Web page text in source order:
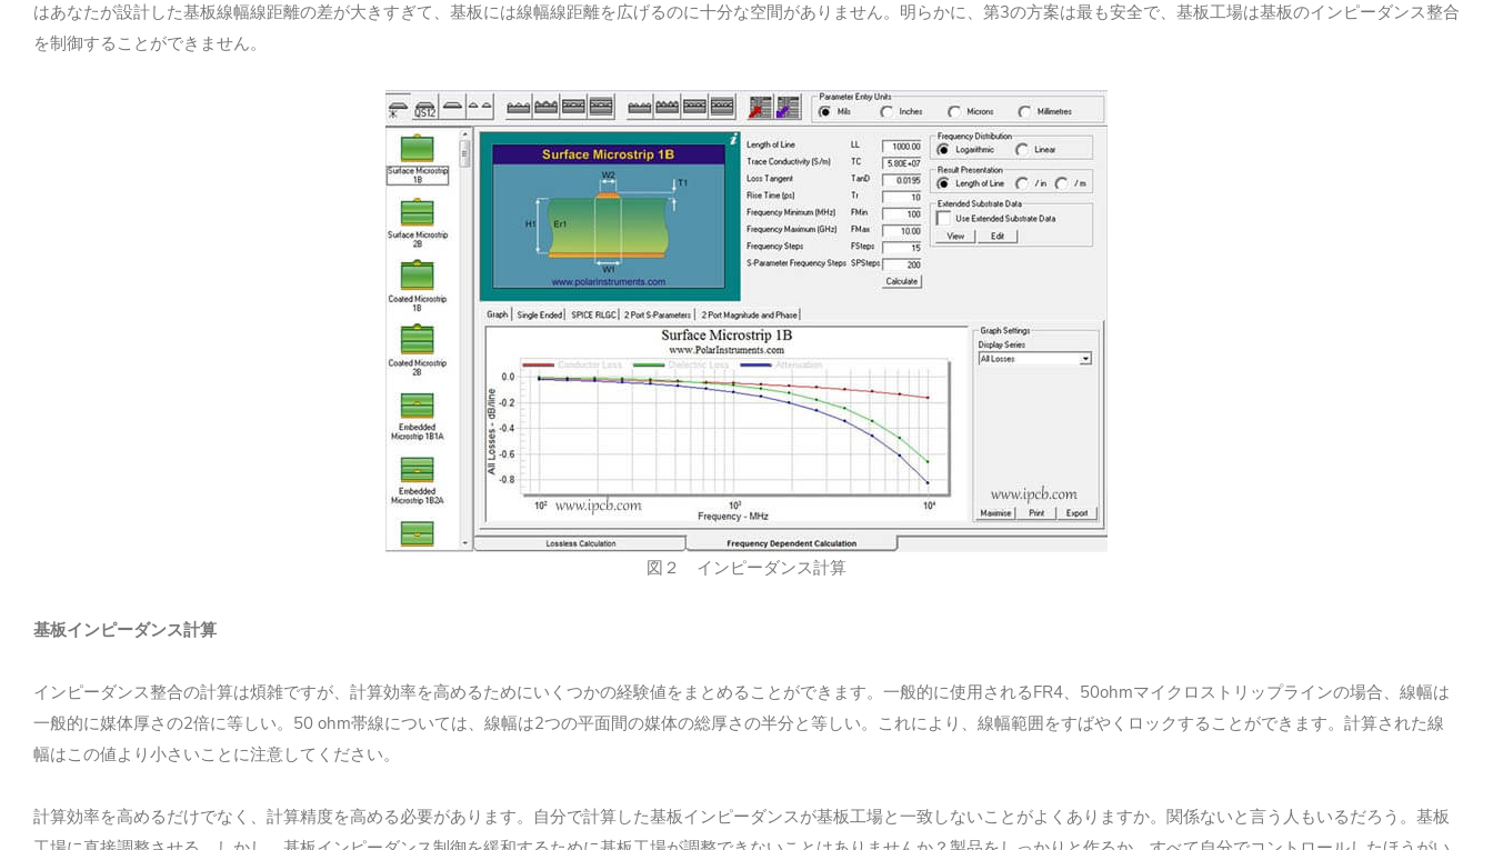
はあなたが設計した基板線幅線距離の差が大きすぎて、基板には線幅線距離を広げるのに十分な空間がありません。明らかに、第3の方案は最も安全で、基板工場は基板のインピーダンス整合
を制御することができません。
図２ インピーダンス計算
基板インピーダンス計算
インピーダンス整合の計算は煩雑ですが、計算効率を高めるためにいくつかの経験値をまとめることができます。一般的に使用されるFR4 50ohmマイクロストリップラインの場合、線幅は
一般的に媒体厚さの2倍に等しい。 50 ohm帯線については、線幅は2つの平面間の媒体の総厚さの半分と等しい。これにより、線幅範囲をすばやくロックすることができます。計算された線
幅はこの値より小さいことに注意してください。
計算効率を高めるだけでなく、計算精度を高める必要があります。自分で計算した基板インピーダンスが基板工場と一致しないことがよくありますか。関係ないと言う人もいるだろう。基板